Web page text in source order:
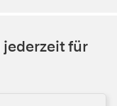
jederzeit für